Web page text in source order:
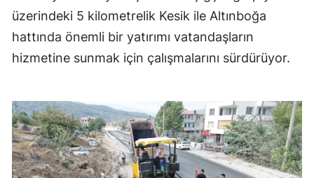
üzerindeki 5 kilometrelik Kesik ile Altınboğa
hattında önemli bir yatırımı vatandaşların
hizmetine sunmak için çalışmalarını sürdürüyor.